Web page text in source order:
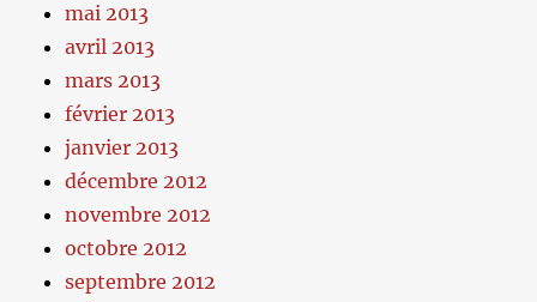
mai 2013
avril 2013
mars 2013
février 2013
janvier 2013
décembre 2012
novembre 2012
octobre 2012
septembre 2012